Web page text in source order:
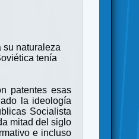
su naturaleza
tenía
patentes esas
la ideología
Socialista
mitad del siglo
e incluso